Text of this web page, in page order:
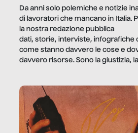
Da anni solo polemiche e notizie
di lavoratori che mancano in Italia.
la nostra redazione pubblica
dati, storie, interviste, infografiche
come stanno davvero le cose e
davvero risorse. Sono la giustizia,